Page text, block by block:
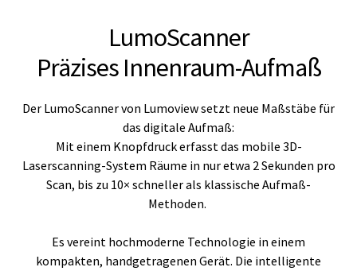
LumoScanner
Präzises Innenraum-Aufmaß
Der LumoScanner von Lumoview setzt neue Maßstäbe für
das digitale Aufmaß:
Mit einem Knopfdruck erfasst das mobile 3D-
Laserscanning-System Räume in nur etwa 2 Sekunden pro
Scan, bis zu 10× schneller als klassische Aufmaß-
Methoden.
Es vereint hochmoderne Technologie in einem
kompakten, handgetragenen Gerät. Die intelligente